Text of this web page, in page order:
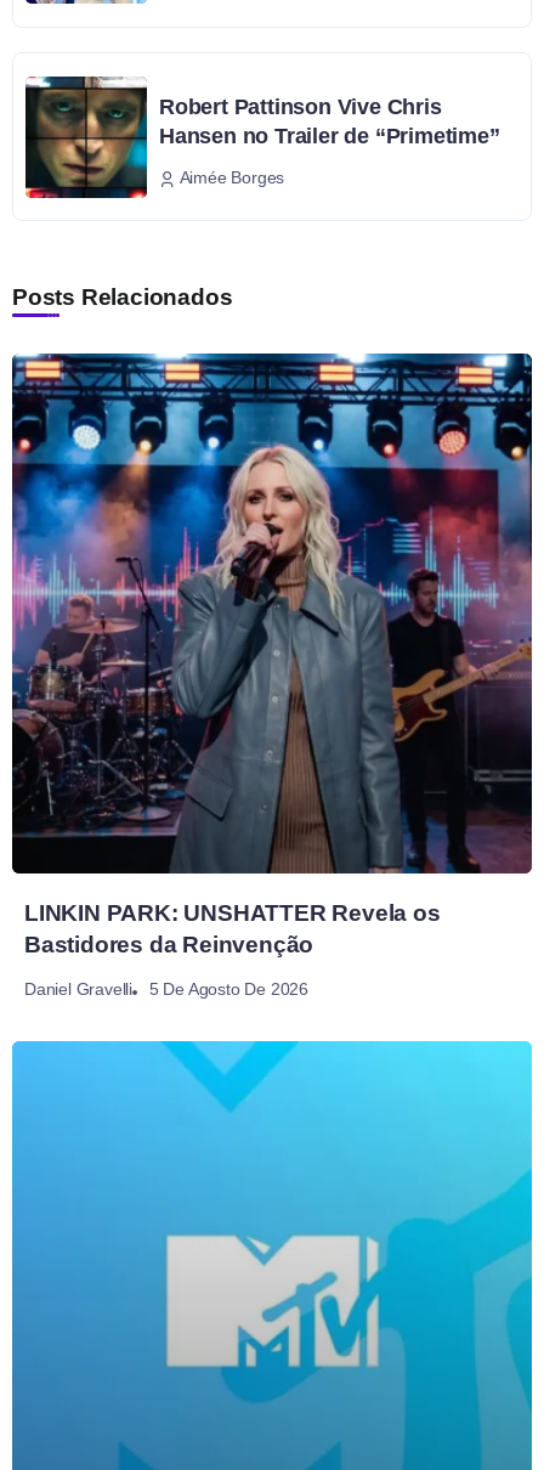
Robert Pattinson Vive Chris
Hansen no Trailer de “Primetime”
Aimée Borges
Posts Relacionados
LINKIN PARK: UNSHATTER Revela os
Bastidores da Reinvenção
Daniel Gravelli 5 De Agosto De 2026